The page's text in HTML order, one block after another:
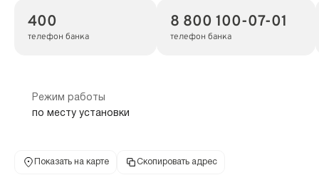
400
телефон банка
8 800 100-07-01
телефон банка
Режим работы
по месту установки
Показать на карте Скопировать адрес